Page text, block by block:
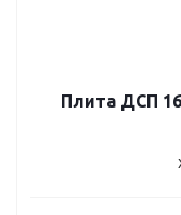
Плита ДСП